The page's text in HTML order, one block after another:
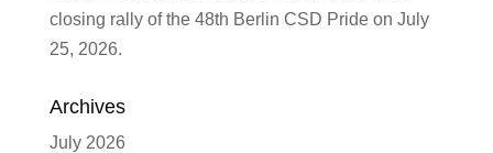
closing rally of the 48th Berlin CSD Pride on July
25, 2026.
Archives
July 2026